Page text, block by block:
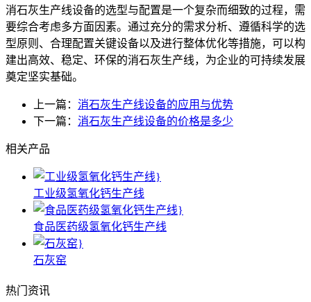
消石灰生产线设备的选型与配置是一个复杂而细致的过程，需
要综合考虑多方面因素。通过充分的需求分析、遵循科学的选
型原则、合理配置关键设备以及进行整体优化等措施，可以构
建出高效、稳定、环保的消石灰生产线，为企业的可持续发展
奠定坚实基础。
上一篇： 消石灰生产线设备的应用与优势
下一篇： 消石灰生产线设备的价格是多少
相关产品
工业级氢氧化钙生产线
食品医药级氢氧化钙生产线
石灰窑
热门资讯